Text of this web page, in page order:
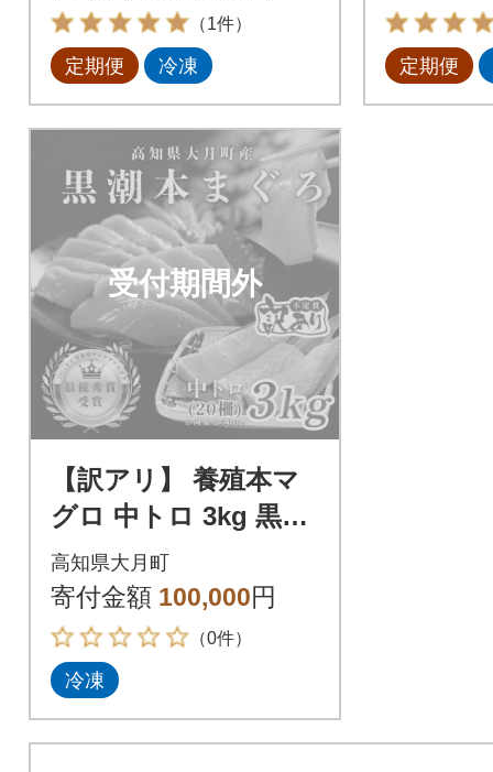
海老、金目鯛など高知県室戸
市の人気の海鮮を10回定期便
でお届け!マグロ丼やネギトロ
ホタテ、カニ、ウニと一緒に
海鮮丼などでお楽しみいただ
けます。小分けにしており、
お手軽におかずにできるのも
嬉しいポイント。200000円
（1件）
定期便 冷凍 定期便
受付期間外
【訳アリ】 養殖本マ
グロ 中トロ 3kg 黒潮
本まぐろ 大容量 不定
貫 刺身 まぐろ 業務用
訳あり
高知県大月町
寄付金額 100,000円
（0件）
冷凍